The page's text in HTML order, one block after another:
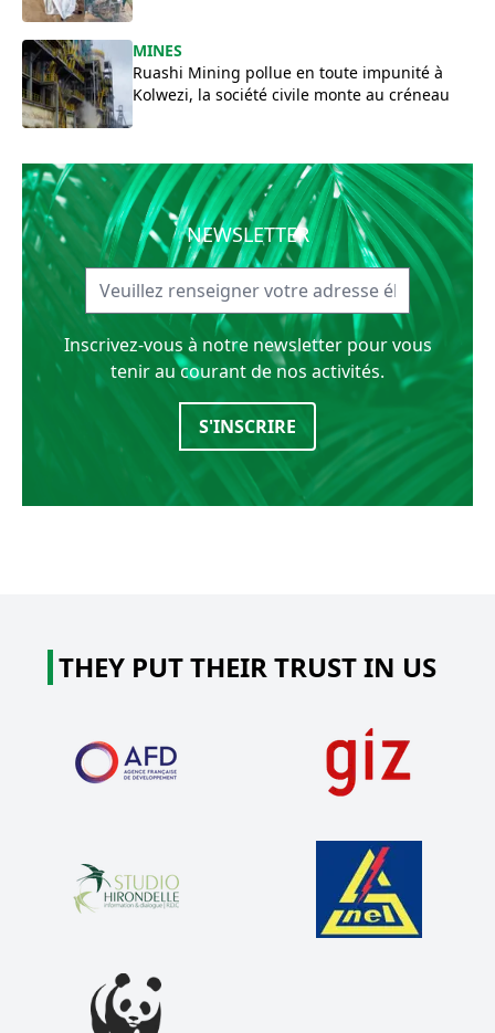
MINES
Ruashi Mining pollue en toute impunité à
Kolwezi, la société civile monte au créneau
NEWSLETTER
Inscrivez-vous à notre newsletter pour vous
tenir au courant de nos activités.
S'INSCRIRE
THEY PUT THEIR TRUST IN US